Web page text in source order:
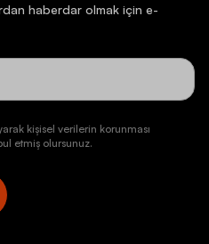
haberdar olmak için e-
kişisel verilerin korunması
etmiş olursunuz.